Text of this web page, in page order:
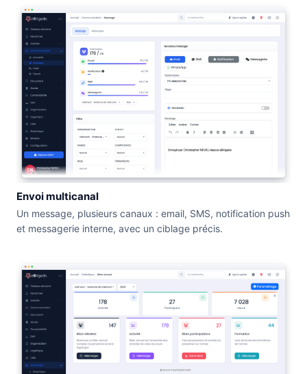
Envoi multicanal
Un message, plusieurs canaux : email, SMS, notification push
et messagerie interne, avec un ciblage précis.